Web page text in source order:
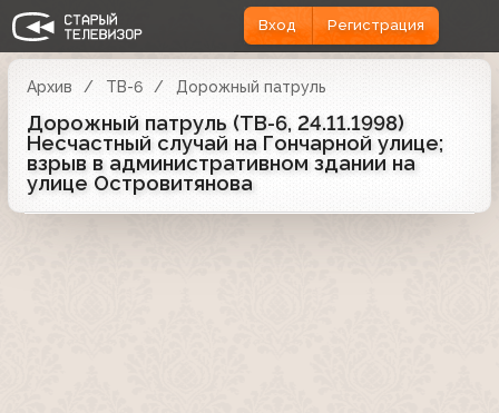
Вход Регистрация
Архив ТВ-6 Дорожный патруль
Дорожный патруль (ТВ-6, 24.11.1998)
Несчастный случай на Гончарной улице;
взрыв в административном здании на
улице Островитянова